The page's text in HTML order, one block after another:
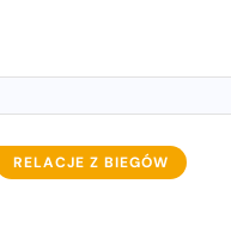
RELACJE Z BIEGÓW